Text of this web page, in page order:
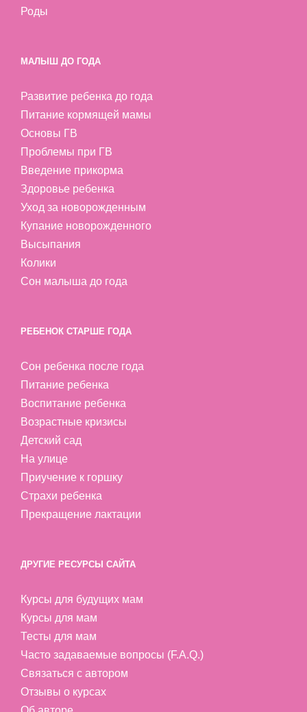
Роды
МАЛЫШ ДО ГОДА
Развитие ребенка до года
Питание кормящей мамы
Основы ГВ
Проблемы при ГВ
Введение прикорма
Здоровье ребенка
Уход за новорожденным
Купание новорожденного
Высыпания
Колики
Сон малыша до года
РЕБЕНОК СТАРШЕ ГОДА
Сон ребенка после года
Питание ребенка
Воспитание ребенка
Возрастные кризисы
Детский сад
На улице
Приучение к горшку
Страхи ребенка
Прекращение лактации
ДРУГИЕ РЕСУРСЫ САЙТА
Курсы для будущих мам
Курсы для мам
Тесты для мам
Часто задаваемые вопросы (F.A.Q.)
Связаться с автором
Отзывы о курсах